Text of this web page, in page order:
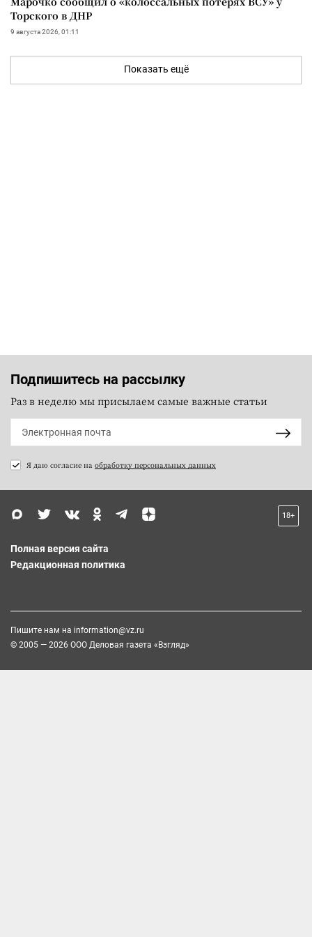
Торского в ДНР
9 августа 2026, 01:11
Показать ещё
Подпишитесь на рассылку
Раз в неделю мы присылаем самые важные статьи
Я даю согласие на обработку персональных данных
18+
Полная версия сайта
Редакционная политика
Пишите нам на information@vz.ru
© 2005 — 2026 ООО Деловая газета «Взгляд»